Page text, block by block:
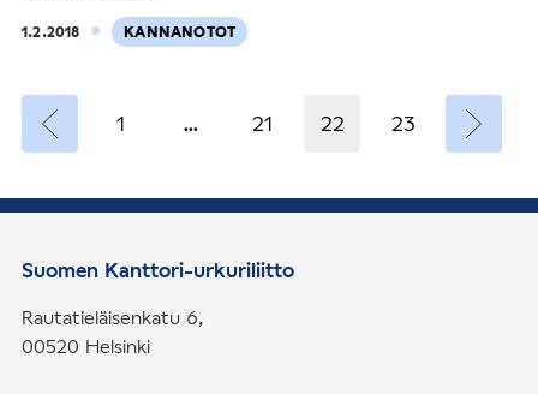
1.2.2018 · KANNANOTOT
r
i
k
e
l
1 … 21 22 23
Suomen Kanttori-urkuriliitto
Rautatieläisenkatu 6,
00520 Helsinki